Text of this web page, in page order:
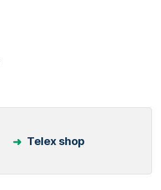
Telex shop